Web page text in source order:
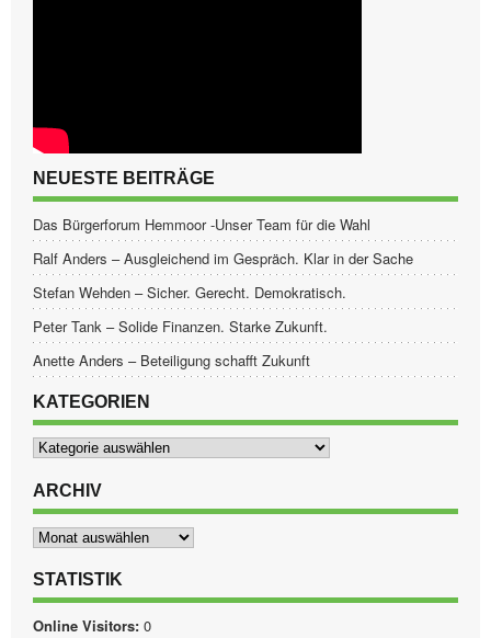
NEUESTE BEITRÄGE
Das Bürgerforum Hemmoor -Unser Team für die Wahl
Ralf Anders – Ausgleichend im Gespräch. Klar in der Sache
Stefan Wehden – Sicher. Gerecht. Demokratisch.
Peter Tank – Solide Finanzen. Starke Zukunft.
Anette Anders – Beteiligung schafft Zukunft
KATEGORIEN
Kategorien
ARCHIV
Archiv
STATISTIK
Online Visitors: 0